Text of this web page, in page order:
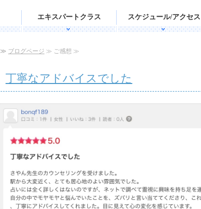
エキスパートクラス スケジュール/アクセス
≫ ブログページ ≫ ご感想 ≫
丁寧なアドバイスでした